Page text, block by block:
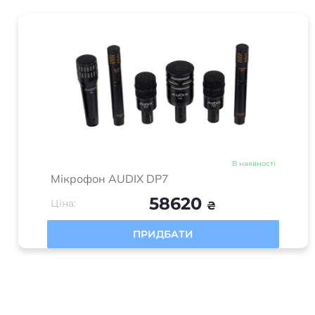
В наявності
Мікрофон AUDIX DP7
Ціна: 58620 ₴
ПРИДБАТИ